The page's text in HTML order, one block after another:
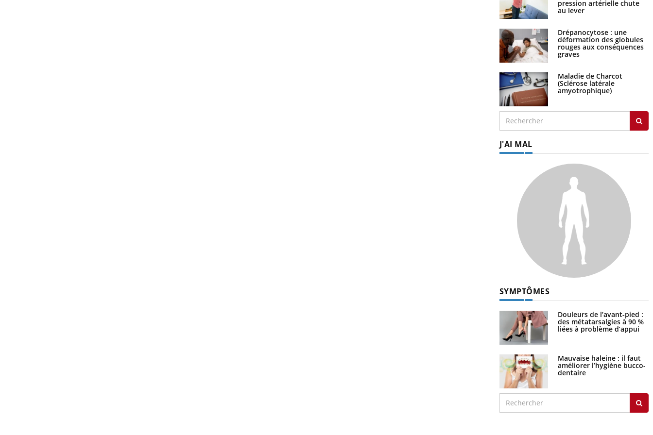
pression artérielle chute
au lever
Drépanocytose : une
déformation des globules
rouges aux conséquences
graves
Maladie de Charcot
(Sclérose latérale
amyotrophique)
J'AI MAL
SYMPTÔMES
Douleurs de l’avant-pied :
des métatarsalgies à 90 %
liées à problème d’appui
Mauvaise haleine : il faut
améliorer l’hygiène bucco-
dentaire